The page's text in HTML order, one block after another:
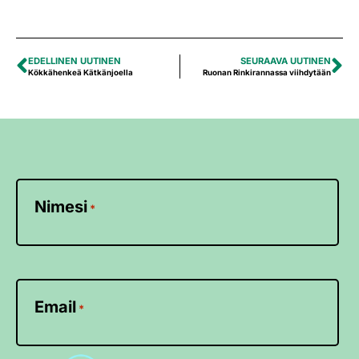
EDELLINEN UUTINEN
Kökkähenkeä Kätkänjoella
SEURAAVA UUTINEN
Ruonan Rinkirannassa viihdytään
Nimesi *
Email *